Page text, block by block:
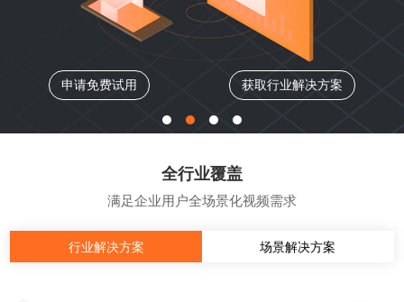
申请免费试用 获取行业解决方案
全行业覆盖
满足企业用户全场景化视频需求
行业解决方案 场景解决方案